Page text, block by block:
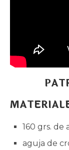
160 grs. de
aguja de